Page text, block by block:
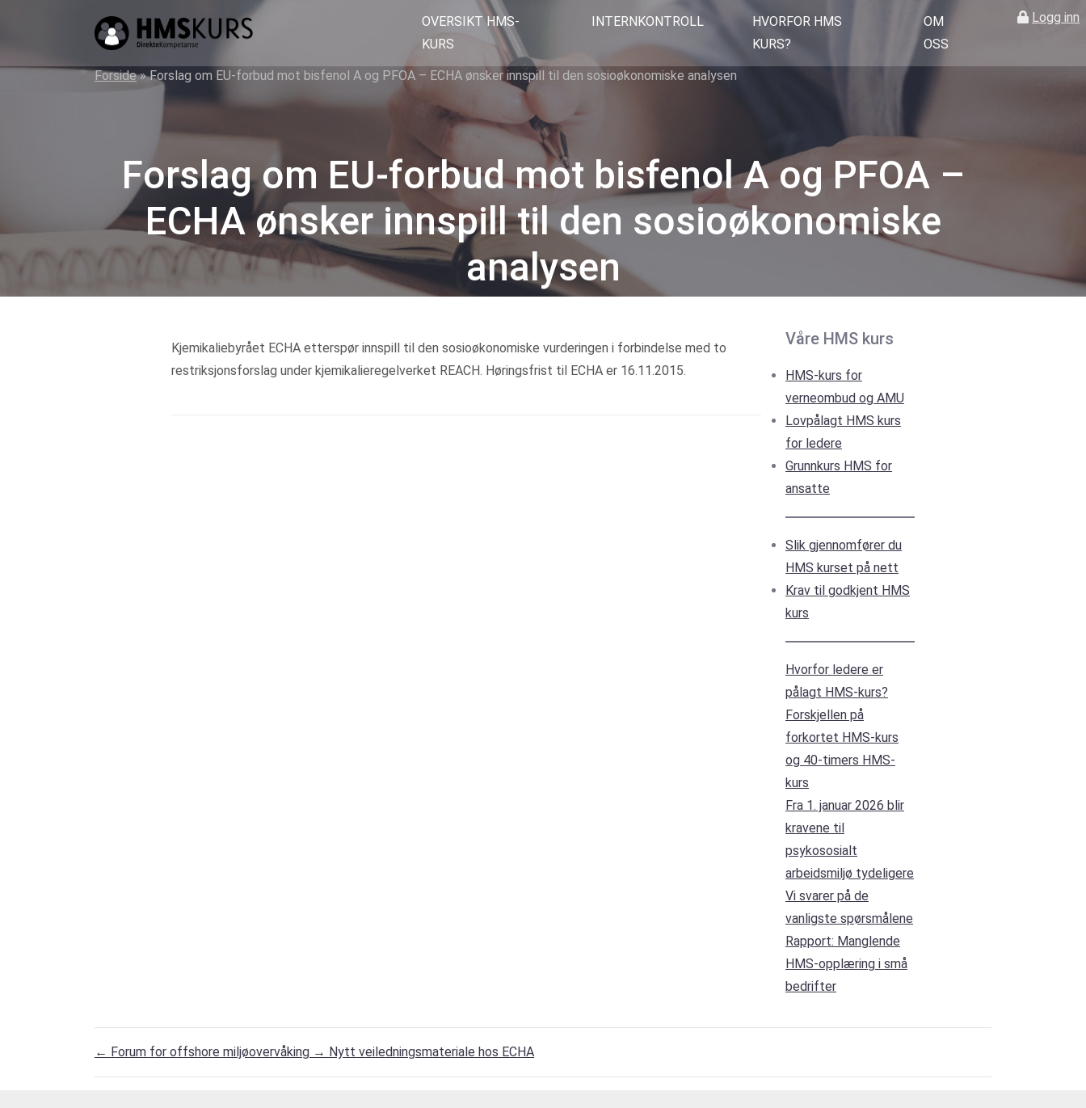
Logg inn
på
ledere
verneombud
OVERSIKT HMS-
KURS
INTERNKONTROLL
HVORFOR HMS
KURS?
OM
OSS
Forside»Forslag om EU-forbud mot bisfenol A og PFOA – ECHA ønsker innspill til den sosioøkonomiske analysen
Forslag om EU-forbud mot bisfenol A og PFOA –
ECHA ønsker innspill til den sosioøkonomiske
analysen
Kjemikaliebyrået ECHA etterspør innspill til den sosioøkonomiske vurderingen i forbindelse med to
restriksjonsforslag under kjemikalieregelverket REACH. Høringsfrist til ECHA er 16.11.2015.
Våre HMS kurs
HMS-kurs for
verneombud og AMU
Lovpålagt HMS kurs
for ledere
Grunnkurs HMS for
ansatte
Slik gjennomfører du
HMS kurset på nett
Krav til godkjent HMS
kurs
Hvorfor ledere er
pålagt HMS-kurs?
Forskjellen på
forkortet HMS-kurs
og 40-timers HMS-
kurs
Fra 1. januar 2026 blir
kravene til
psykososialt
arbeidsmiljø tydeligere
Vi svarer på de
vanligste spørsmålene
Rapport: Manglende
HMS-opplæring i små
bedrifter
← Forum for offshore miljøovervåking → Nytt veiledningsmateriale hos ECHA